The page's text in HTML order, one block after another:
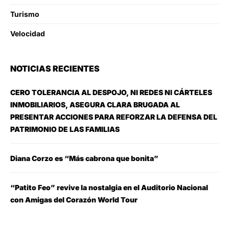
Turismo
Velocidad
NOTICIAS RECIENTES
CERO TOLERANCIA AL DESPOJO, NI REDES NI CÁRTELES
INMOBILIARIOS, ASEGURA CLARA BRUGADA AL
PRESENTAR ACCIONES PARA REFORZAR LA DEFENSA DEL
PATRIMONIO DE LAS FAMILIAS
Diana Corzo es “Más cabrona que bonita”
“Patito Feo” revive la nostalgia en el Auditorio Nacional
con Amigas del Corazón World Tour